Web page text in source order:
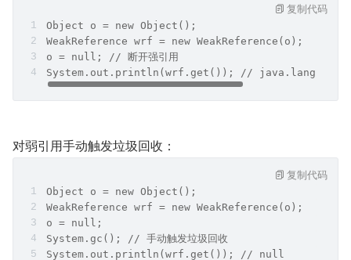
Object o = new Object();
WeakReference wrf = new WeakReference(o);
o = null; // 断开强引用
System.out.println(wrf.get()); //
复制代码
对弱引用手动触发垃圾回收：
Object o = new Object();
WeakReference wrf = new WeakReference(o);
o = null;
System.gc(); // 手动触发垃圾回收
System.out.println(wrf.get()); // null
复制代码